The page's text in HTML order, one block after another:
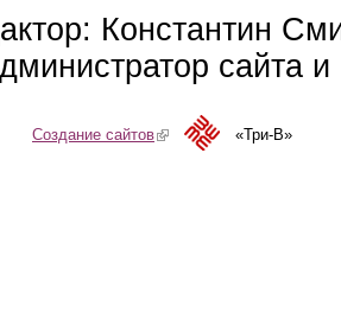
Константин
сайта
Создание сайтов(link is external)«Три-В»